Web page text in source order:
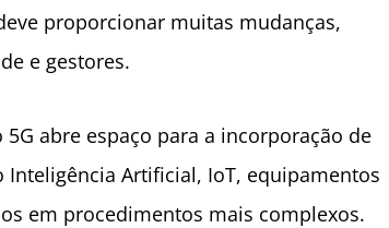
proporcionar muitas mudanças,
e gestores.
abre espaço para a incorporação de
Artificial, IoT, equipamentos
em procedimentos mais complexos.